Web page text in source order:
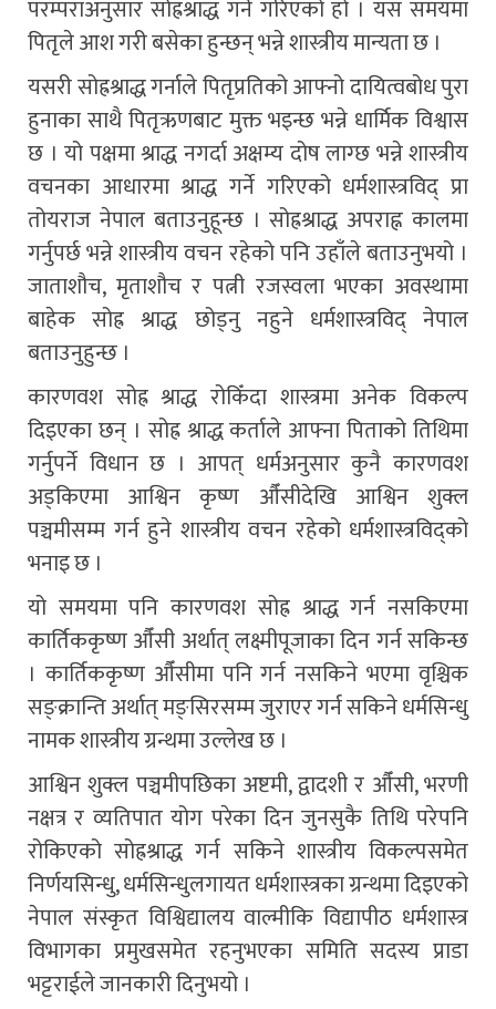
परम्पराअनुसार सोह्रश्राद्ध गर्ने गरिएको हो । यस समयमा
पितृले आश गरी बसेका हुन्छन् भन्ने शास्त्रीय मान्यता छ ।
यसरी सोह्रश्राद्ध गर्नाले पितृप्रतिको आफ्नो दायित्वबोध पुरा
हुनाका साथै पितृऋणबाट मुक्त भइन्छ भन्ने धार्मिक विश्वास
छ । यो पक्षमा श्राद्ध नगर्दा अक्षम्य दोष लाग्छ भन्ने शास्त्रीय
वचनका आधारमा श्राद्ध गर्ने गरिएको धर्मशास्त्रविद् प्रा
तोयराज नेपाल बताउनुहून्छ । सोह्रश्राद्ध अपराह्न कालमा
गर्नुपर्छ भन्ने शास्त्रीय वचन रहेको पनि उहाँले बताउनुभयो ।
जाताशौच, मृताशौच र पत्नी रजस्वला भएका अवस्थामा
बाहेक सोह्र श्राद्ध छोड्नु नहुने धर्मशास्त्रविद् नेपाल
बताउनुहुन्छ ।
कारणवश सोह्र श्राद्ध रोकिँदा शास्त्रमा अनेक विकल्प
दिइएका छन् । सोह्र श्राद्ध कर्ताले आफ्ना पिताको तिथिमा
गर्नुपर्ने विधान छ । आपत् धर्मअनुसार कुनै कारणवश
अड्किएमा आश्विन कृष्ण औँसीदेखि आश्विन शुक्ल
पञ्चमीसम्म गर्न हुने शास्त्रीय वचन रहेको धर्मशास्त्रविद्को
भनाइ छ ।
यो समयमा पनि कारणवश सोह्र श्राद्ध गर्न नसकिएमा
कार्तिककृष्ण औँसी अर्थात् लक्ष्मीपूजाका दिन गर्न सकिन्छ
। कार्तिककृष्ण औँसीमा पनि गर्न नसकिने भएमा वृश्चिक
सङ्क्रान्ति अर्थात् मङ्सिरसम्म जुराएर गर्न सकिने धर्मसिन्धु
नामक शास्त्रीय ग्रन्थमा उल्लेख छ ।
आश्विन शुक्ल पञ्चमीपछिका अष्टमी, द्वादशी र औँसी, भरणी
नक्षत्र र व्यतिपात योग परेका दिन जुनसुकै तिथि परेपनि
रोकिएको सोह्रश्राद्ध गर्न सकिने शास्त्रीय विकल्पसमेत
निर्णयसिन्धु, धर्मसिन्धुलगायत धर्मशास्त्रका ग्रन्थमा दिइएको
नेपाल संस्कृत विश्विद्यालय वाल्मीकि विद्यापीठ धर्मशास्त्र
विभागका प्रमुखसमेत रहनुभएका समिति सदस्य प्राडा
भट्टराईले जानकारी दिनुभयो ।